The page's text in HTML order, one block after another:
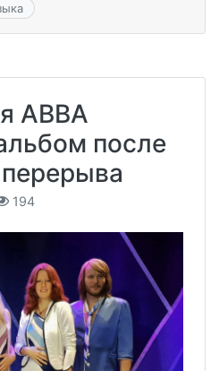
ABBA
после
194